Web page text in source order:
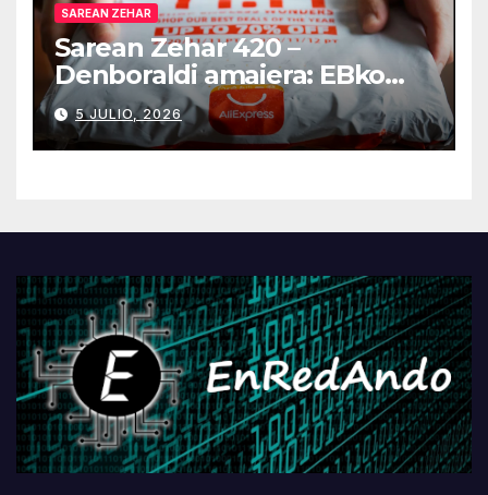
SAREAN ZEHAR
Sarean Zehar 420 –
Denboraldi amaiera: EBko
muga-zerga berriak
AliExpressi, AEBetako AAren
kontrola, Googleri behin
PlayStationeko bideojoko
5 JULIO, 2026